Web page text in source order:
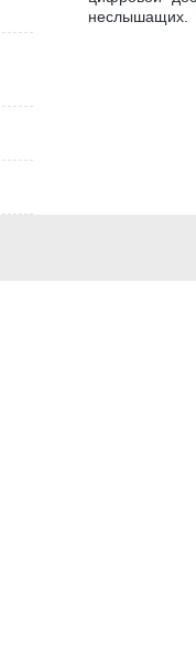
неслышащих.